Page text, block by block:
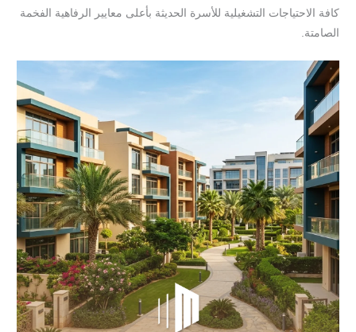
كافة الاحتياجات التشغيلية للأسرة الحديثة بأعلى معايير الرفاهية الفخمة
الصامتة.